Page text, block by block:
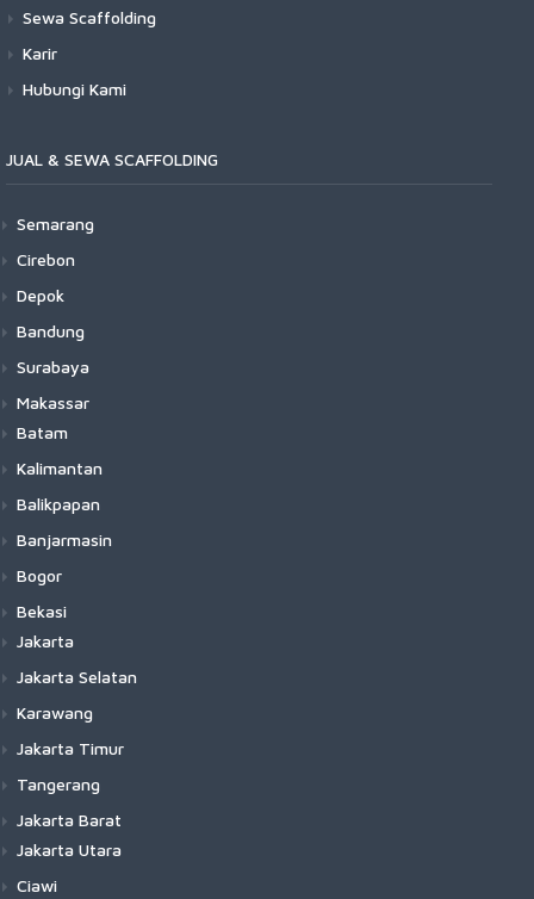
Sewa Scaffolding
Karir
Hubungi Kami
JUAL & SEWA SCAFFOLDING
Semarang
Cirebon
Depok
Bandung
Surabaya
Makassar
Batam
Kalimantan
Balikpapan
Banjarmasin
Bogor
Bekasi
Jakarta
Jakarta Selatan
Karawang
Jakarta Timur
Tangerang
Jakarta Barat
Jakarta Utara
Ciawi